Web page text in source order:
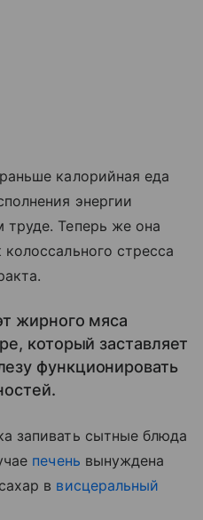
калорийная еда
энергии
Теперь же она
стресса
жирного мяса
который заставляет
функционировать
запивать сытные блюда
печень вынуждена
в висцеральный